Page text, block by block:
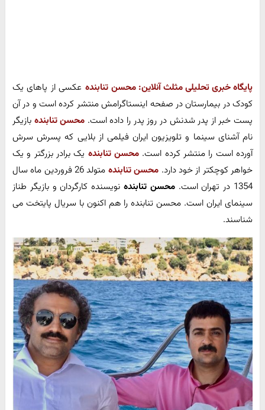
پایگاه خبری تحلیلی مثلث آنلاین: محسن تنابنده عکسی از پاهای یک
کودک در بیمارستان در صفحه اینستاگرامش منتشر کرده است و در آن
پست خبر از پدر شدنش در روز پدر را داده است. محسن تنابنده بازیگر
نام آشنای سینما و تلویزیون ایران فیلمی از بلایی که پسرش سرش
آورده است را منتشر کرده است. محسن تنابنده یک برادر بزرگتر و یک
خواهر کوچکتر از خود دارد. محسن تنابنده
متولد 26 فروردین ماه سال
1354 در تهران است.
محسن تنابنده نویسنده کارگردان و بازیگر طناز
سینمای ایران است. محسن تنابنده را هم اکنون با سریال پایتخت می
شناسند.